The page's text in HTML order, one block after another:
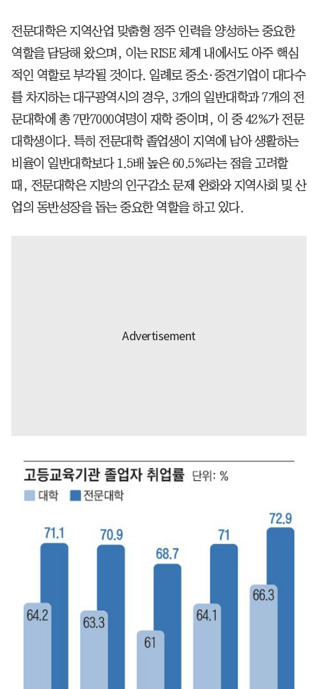
전문대학은 지역산업 맞춤형 정주 인력을 양성하는 중요한
역할을 담당해 왔으며, 이는 RISE 체계 내에서도 아주 핵심
적인 역할로 부각될 것이다. 일례로 중소·중견기업이 대다수
를 차지하는 대구광역시의 경우, 3개의 일반대학과 7개의 전
문대학에 총 7만7000여명이 재학 중이며, 이 중 42%가 전문
대학생이다. 특히 전문대학 졸업생이 지역에 남아 생활하는
비율이 일반대학보다 1.5배 높은 60.5%라는 점을 고려할
때, 전문대학은 지방의 인구감소 문제 완화와 지역사회 및 산
업의 동반성장을 돕는 중요한 역할을 하고 있다.